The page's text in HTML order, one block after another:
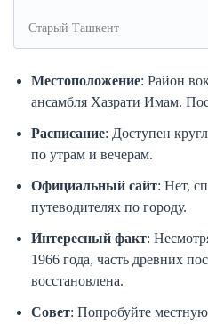
Старый Ташкент
Местоположение: Район
ансамбля Хазрати Имам.
Расписание: Доступен
по утрам и вечерам.
Официальный сайт: Нет,
путеводителях по городу.
Интересный факт:
1966 года, часть древних
восстановлена.
Совет: Попробуйте